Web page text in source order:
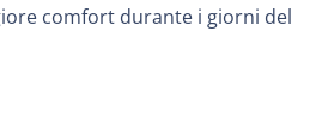
comfort durante i giorni del